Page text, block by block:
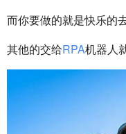
而你要做的就是快乐的
其他的交给RPA机器人